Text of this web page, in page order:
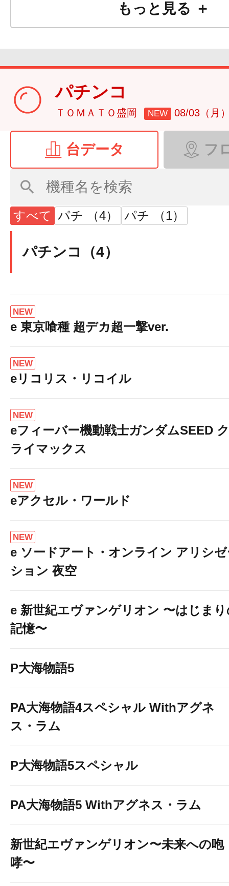
もっと見る ＋
パチンコ
ＴＯＭＡＴＯ盛岡 NEW 08/03（月
台データ フ
すべて パチ （4） パチ （1）
パチンコ（4）
NEW
e 東京喰種 超デカ超一撃ver.
NEW
eリコリス・リコイル
NEW
eフィーバー機動戦士ガンダムSEED ク
ライマックス
NEW
eアクセル・ワールド
NEW
e ソードアート・オンライン アリシ
ション 夜空
e 新世紀エヴァンゲリオン 〜はじま
記憶〜
P大海物語5
PA大海物語4スペシャル Withアグネ
ス・ラム
P大海物語5スペシャル
PA大海物語5 Withアグネス・ラム
新世紀エヴァンゲリオン〜未来への咆
哮〜